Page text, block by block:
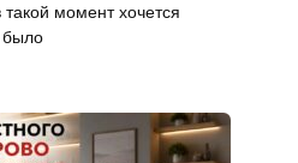
момент хочется
было